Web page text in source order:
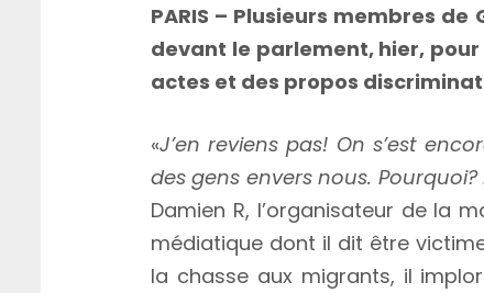
PARIS – Plusieurs membres
devant le parlement, hier,
actes et des propos
«J’en reviens pas! On s’est
des gens envers nous.
Damien R, l’organisateur de la
médiatique dont il dit être
la chasse aux migrants, il